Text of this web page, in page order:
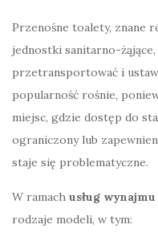
Przenośne toalety, znane
jednostki sanitarno-
przetransportować i
popularność rośnie,
miejsc, gdzie dostęp do
ograniczony lub
staje się problematyczne.
W ramach usług
rodzaje modeli, w tym: